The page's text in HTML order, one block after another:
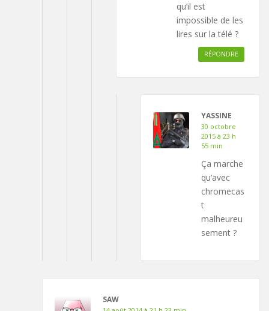
qu’il est
impossible de les
lires sur la télé ?
RÉPONDRE
YASSINE
30 octobre
2015 à 23 h
55 min
Ça marche
qu’avec
chromecas
t
malheureu
sement ?
SAW